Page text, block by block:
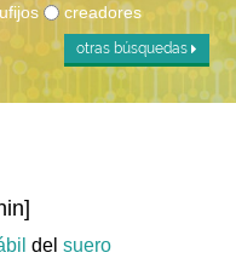
creadores
otras búsquedas
delsuero